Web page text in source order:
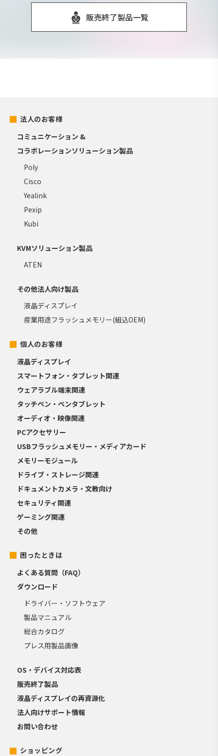
販売終了製品一覧
法人のお客様
コミュニケーション &
コラボレーションソリューション製品
Poly
Cisco
Yealink
Pexip
Kubi
KVMソリューション製品
ATEN
その他法人向け製品
液晶ディスプレイ
産業用途フラッシュメモリー(組込OEM)
個人のお客様
液晶ディスプレイ
スマートフォン・タブレット関連
ウェアラブル端末関連
タッチペン・ペンタブレット
オーディオ・映像関連
PCアクセサリー
USBフラッシュメモリー・メディアカード
メモリーモジュール
ドライブ・ストレージ関連
ドキュメントカメラ・文教向け
セキュリティ関連
ゲーミング関連
その他
困ったときは
よくある質問（FAQ）
ダウンロード
ドライバー・ソフトウェア
製品マニュアル
総合カタログ
プレス用製品画像
OS・デバイス対応表
販売終了製品
液晶ディスプレイの再資源化
法人向けサポート情報
お問い合わせ
ショッピング